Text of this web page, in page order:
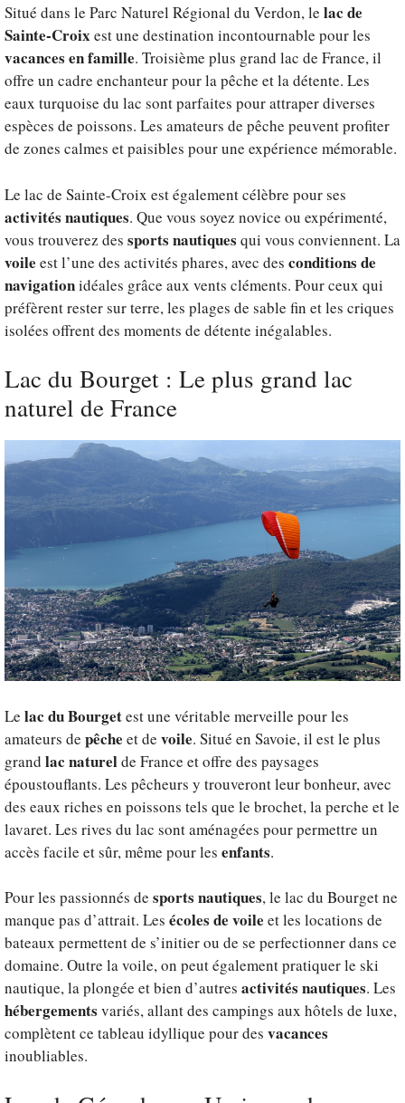
Situé dans le Parc Naturel Régional du Verdon, le lac de
Sainte-Croix est une destination incontournable pour les
vacances en famille. Troisième plus grand lac de France, il
offre un cadre enchanteur pour la pêche et la détente. Les
eaux turquoise du lac sont parfaites pour attraper diverses
espèces de poissons. Les amateurs de pêche peuvent profiter
de zones calmes et paisibles pour une expérience mémorable.
Le lac de Sainte-Croix est également célèbre pour ses
activités nautiques. Que vous soyez novice ou expérimenté,
vous trouverez des sports nautiques qui vous conviennent. La
voile est l’une des activités phares, avec des conditions de
navigationidéales grâce aux vents cléments. Pour ceux qui
préfèrent rester sur terre, les plages de sable fin et les criques
isolées offrent des moments de détente inégalables.
Lac du Bourget : Le plus grand lac
naturel de France
Le lac du Bourgetest une véritable merveille pour les
amateurs de pêche et de voile. Situé en Savoie, il est le plus
grand lac naturelde France et offre des paysages
époustouflants. Les pêcheurs y trouveront leur bonheur, avec
des eaux riches en poissons tels que le brochet, la perche et le
lavaret. Les rives du lac sont aménagées pour permettre un
accès facile et sûr, même pour les enfants.
Pour les passionnés de sports nautiques, le lac du Bourget ne
manque pas d’attrait. Les écoles de voile et les locations de
bateaux permettent de s’initier ou de se perfectionner dans ce
domaine. Outre la voile, on peut également pratiquer le ski
nautique, la plongée et bien d’autres activités nautiques. Les
hébergements variés, allant des campings aux hôtels de luxe,
complètent ce tableau idyllique pour des vacances
inoubliables.